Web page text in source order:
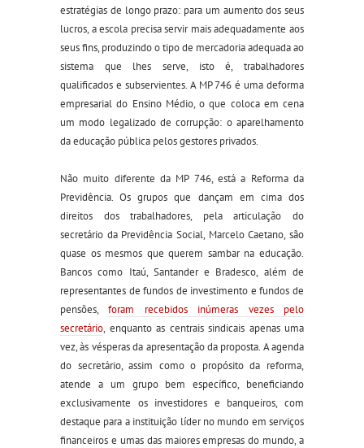
estratégias de longo prazo: para um aumento dos seus
lucros, a escola precisa servir mais adequadamente aos
seus fins, produzindo o tipo de mercadoria adequada ao
sistema que lhes serve, isto é, trabalhadores
qualificados e subservientes. A MP 746 é uma deforma
empresarial do Ensino Médio, o que coloca em cena
um modo legalizado de corrupção: o aparelhamento
da educação pública pelos gestores privados.
Não muito diferente da MP 746, está a Reforma da
Previdência. Os grupos que dançam em cima dos
direitos dos trabalhadores, pela articulação do
secretário da Previdência Social, Marcelo Caetano, são
quase os mesmos que querem sambar na educação.
Bancos como Itaú, Santander e Bradesco, além de
representantes de fundos de investimento e fundos de
pensões,foram recebidos inúmeras vezes pelo
secretário, enquanto as centrais sindicais apenas uma
vez, às vésperas da apresentação da proposta. A agenda
do secretário, assim como o propósito da reforma,
atende a um grupo bem específico, beneficiando
exclusivamente os investidores e banqueiros, com
destaque para a instituição líder no mundo em serviços
financeiros e umas das maiores empresas do mundo, a